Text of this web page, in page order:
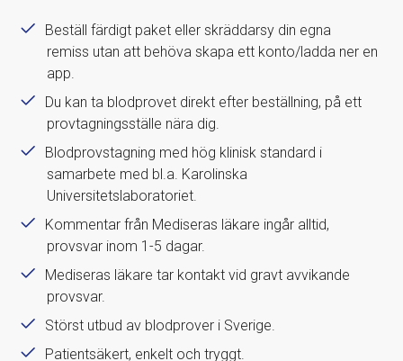
Beställ färdigt paket eller skräddarsy din egna
remiss utan att behöva skapa ett konto/ladda ner en
app.
Du kan ta blodprovet direkt efter beställning, på ett
provtagningsställe nära dig.
Blodprovstagning med hög klinisk standard i
samarbete med bl.a. Karolinska
Universitetslaboratoriet.
Kommentar från Mediseras läkare ingår alltid,
provsvar inom 1-5 dagar.
Mediseras läkare tar kontakt vid gravt avvikande
provsvar.
Störst utbud av blodprover i Sverige.
Patientsäkert, enkelt och tryggt.